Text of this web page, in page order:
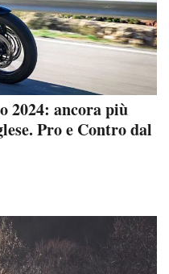
2024: ancora più
Pro e Contro dal